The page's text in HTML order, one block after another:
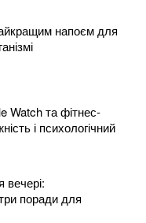
напоєм для
Watch та фітнес-
і психологічний
вечері:
поради для